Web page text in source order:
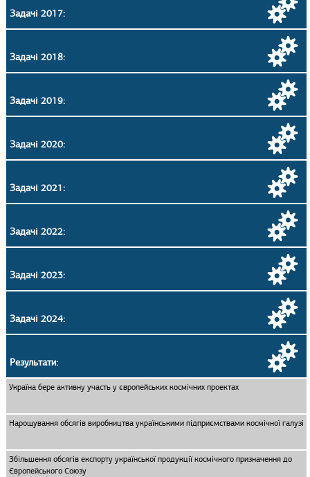
Задачі 2017:
Задачі 2018:
Задачі 2019:
Задачі 2020:
Задачі 2021:
Задачі 2022:
Задачі 2023:
Задачі 2024:
Результати:
Україна бере активну участь у європейських космічних проектах
Нарощування обсягів виробництва українськими підприємствами космічної галузі
Збільшення обсягів експорту української продукції космічного призначення до
Європейського Союзу